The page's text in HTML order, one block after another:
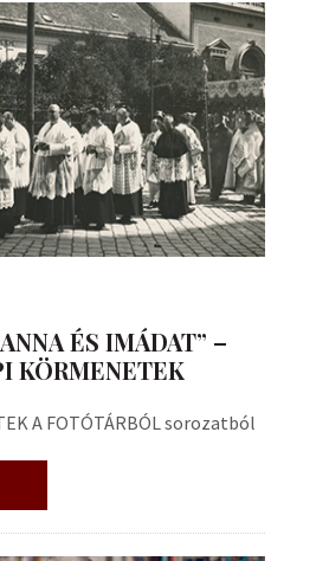
ÉS IMÁDAT” –
KÖRMENETEK
A FOTÓTÁRBÓL sorozatból